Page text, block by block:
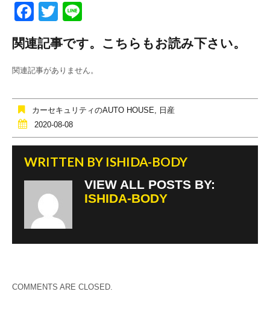
F
a
c
e
o
o
k
T
tt
er
e
関連記事です。こちらもお読み下さい。
関連記事がありません。
カーセキュリティのAUTO HOUSE
日産
2020-08-08
WRITTEN BY ISHIDA-BODY
VIEW ALL POSTS BY:
ISHIDA-BODY
COMMENTS ARE CLOSED.